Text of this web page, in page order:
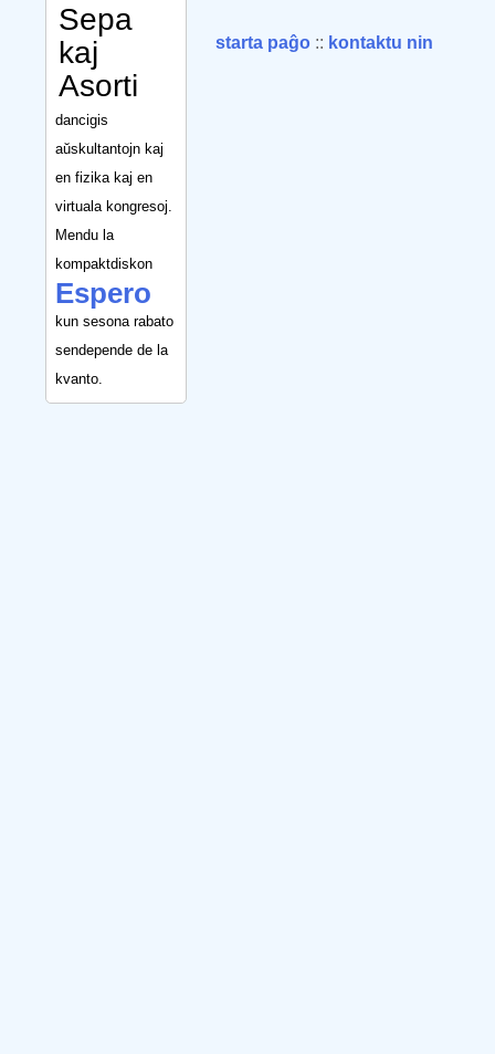
Sepa
kaj
Asorti
dancigis
aŭskultantojn kaj
en fizika kaj en
virtuala kongresoj.
Mendu la
kompaktdiskon
Espero
kun sesona rabato
sendepende de la
kvanto.
starta paĝo :: kontaktu nin